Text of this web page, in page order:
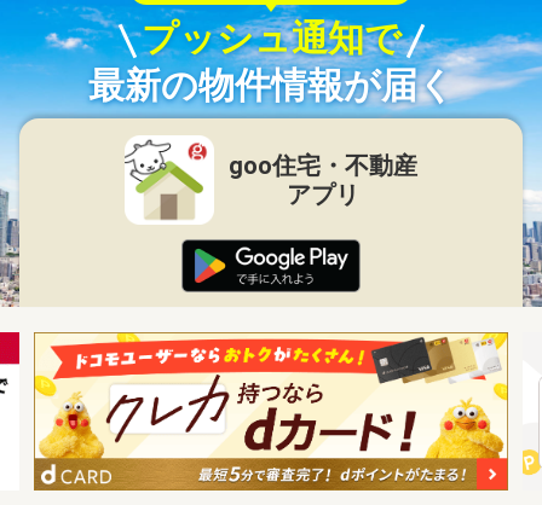
プッシュ通知で
最新の物件情報が届く
goo住宅・不動産
アプリ